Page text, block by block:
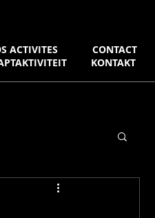
ACTIVITES CONTACT
KONTAKT